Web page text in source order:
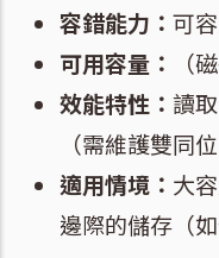
容錯能力： 可
可用容量：
（
效能特性： 讀
（需維護雙同位
適用情境： 大
邊際的儲存（